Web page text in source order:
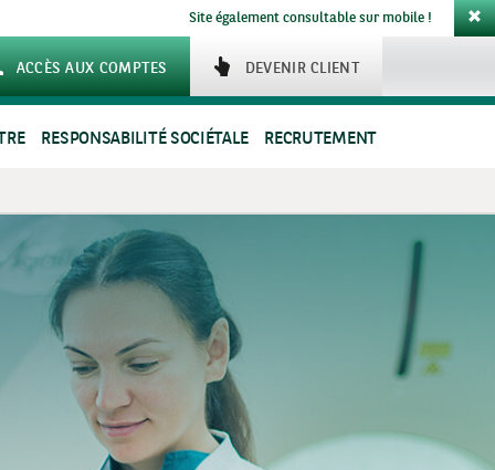
Site également consultable sur mobile !
DEVENIR CLIENT
ACCÈS AUX COMPTES
RESPONSABILITÉ SOCIÉTALE RECRUTEMENT